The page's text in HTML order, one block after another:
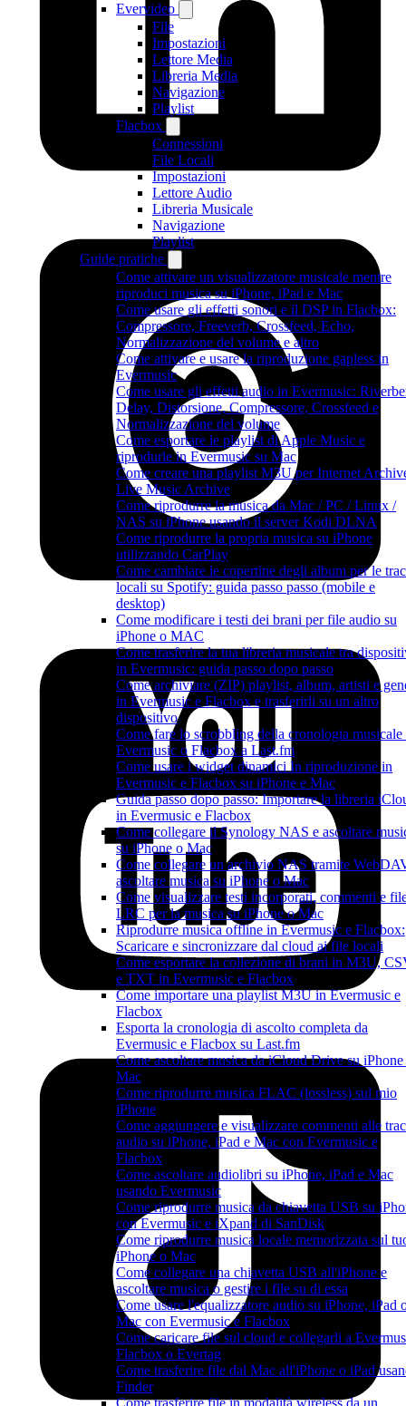
Evervideo
File
Impostazioni
Lettore Media
Libreria Media
Navigazione
Playlist
Flacbox
Connessioni
File Locali
Impostazioni
Lettore Audio
Libreria Musicale
Navigazione
Playlist
Guide pratiche
Come attivare un visualizzatore musicale mentre
riproduci musica su iPhone, iPad e Mac
Come usare gli effetti sonori e il DSP in Flacbox:
Compressore, Freeverb, Crossfeed, Echo,
Normalizzazione del volume e altro
Come attivare e usare la riproduzione gapless in
Evermusic
Come usare gli effetti audio in Evermusic:
Delay, Distorsione, Compressore, Crossfeed e
Normalizzazione del volume
Come esportare le playlist di Apple Music e
riprodurle in Evermusic su Mac
Come creare una playlist M3U per Internet
Live Music Archive
Come riprodurre la musica da Mac / PC / Linux /
NAS su iPhone usando il server Kodi DLNA
Come riprodurre la propria musica su iPhone
utilizzando CarPlay
Come cambiare le copertine degli album per le
locali su Spotify: guida passo passo (mobile e
desktop)
Come modificare i testi dei brani per file audio su
iPhone o MAC
Come trasferire la tua libreria musicale tra
in Evermusic: guida passo dopo passo
Come archiviare (ZIP) playlist, album, artisti e
in Evermusic e Flacbox e trasferirli su un altro
dispositivo
Come fare lo scrobbling della cronologia musicale
Evermusic o Flacbox a Last.fm
Come usare i widget dinamici In riproduzione in
Evermusic e Flacbox su iPhone e Mac
Guida passo dopo passo: Importare la libreria
in Evermusic e Flacbox
Come collegare il Synology NAS e ascoltare
su iPhone o Mac
Come collegare un archivio NAS tramite
ascoltare musica su iPhone o Mac
Come visualizzare testi incorporati, commenti e
LRC per la musica su iPhone o Mac
Riprodurre musica offline in Evermusic e Flacbox:
Scaricare e sincronizzare dal cloud ai file locali
Come esportare la collezione di brani in M3U,
e TXT in Evermusic e Flacbox
Come importare una playlist M3U in Evermusic e
Flacbox
Esporta la cronologia di ascolto completa da
Evermusic e Flacbox su Last.fm
Come ascoltare musica da iCloud Drive su iPhone
Mac
Come riprodurre musica FLAC (lossless) sul mio
iPhone
Come aggiungere e visualizzare commenti alle
audio su iPhone, iPad e Mac con Evermusic e
Flacbox
Come ascoltare audiolibri su iPhone, iPad e Mac
usando Evermusic
Come riprodurre musica da chiavetta USB su
con Evermusic e iXpand di SanDisk
Come riprodurre musica locale memorizzata sul
iPhone o Mac
Come collegare una chiavetta USB all'iPhone e
ascoltare musica o gestire i file su di essa
Come usare l'equalizzatore audio su iPhone, iPad
Mac con Evermusic e Flacbox
Come caricare file sul cloud e collegarli a
Flacbox o Evertag
Come trasferire file dal Mac all'iPhone o iPad
Finder
Come trasferire file in modalità wireless da un